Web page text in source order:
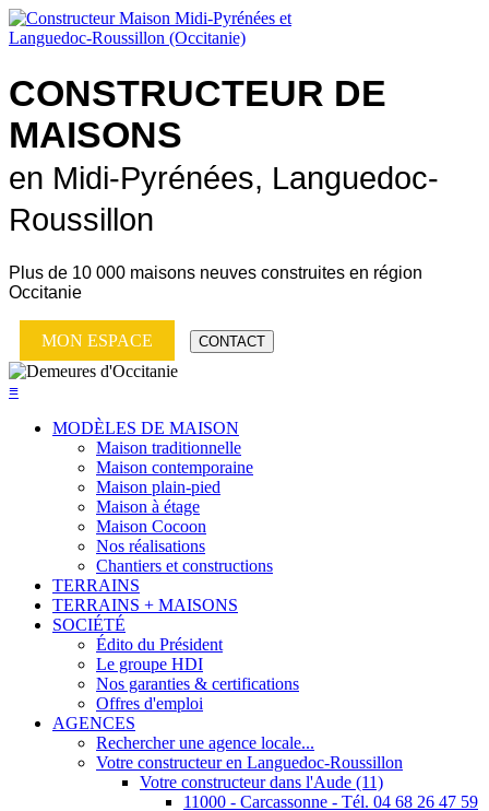
CONSTRUCTEUR DE
MAISONS
en Midi-Pyrénées, Languedoc-
Roussillon
Plus de 10 000 maisons neuves construites en région
Occitanie
MON ESPACE CONTACT
≡
MODÈLES DE MAISON
Maison traditionnelle
Maison contemporaine
Maison plain-pied
Maison à étage
Maison Cocoon
Nos réalisations
Chantiers et constructions
TERRAINS
TERRAINS + MAISONS
SOCIÉTÉ
Édito du Président
Le groupe HDI
Nos garanties & certifications
Offres d'emploi
AGENCES
Rechercher une agence locale...
Votre constructeur en Languedoc-Roussillon
Votre constructeur dans l'Aude (11)
11000 - Carcassonne - Tél. 04 68 26 47 59